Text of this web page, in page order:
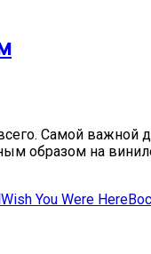
Самой важной
образом на
Wish You Were Here